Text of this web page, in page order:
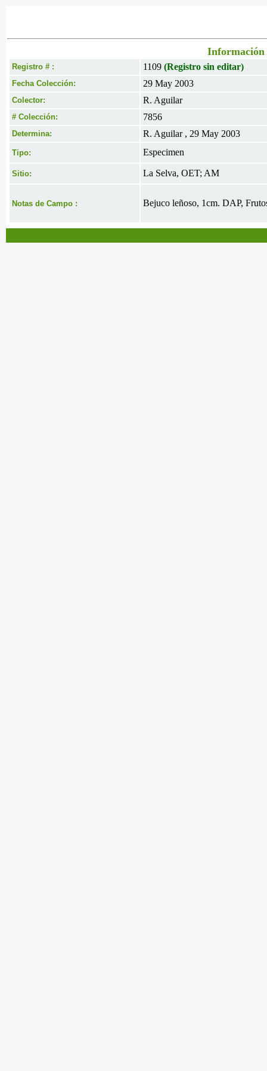
Información
Registro # : 1109 (Registro sin editar)
Fecha Colección: 29 May 2003
Colector: R. Aguilar
# Colección: 7856
Determina: R. Aguilar , 29 May 2003
Tipo: Especimen
Sitio: La Selva, OET; AM
Notas de Campo : Bejuco leñoso, 1cm. DAP,